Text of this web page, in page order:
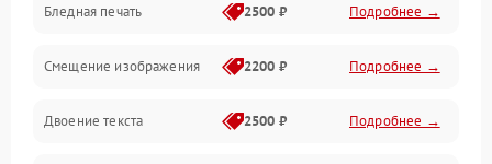
Сканер и копирование
Механика и узлы
Программные сбои
Бледная печать 2500 ₽ Подробнее →
Смещение изображения 2200 ₽ Подробнее →
Двоение текста 2500 ₽ Подробнее →